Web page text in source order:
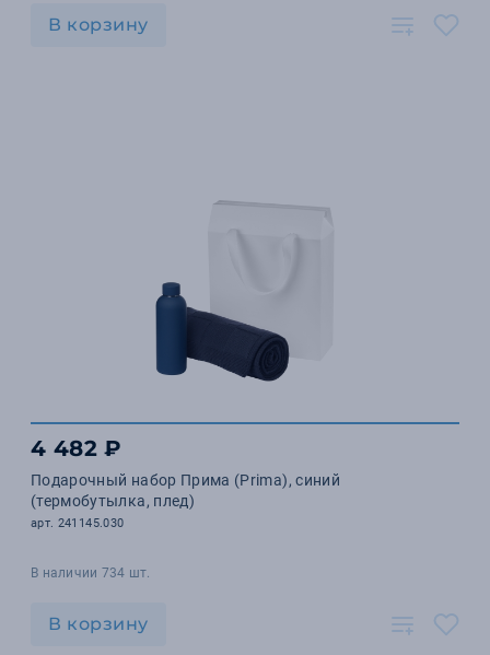
В корзину
4 482 ₽
Подарочный набор Прима (Prima), синий
(термобутылка, плед)
арт. 241145.030
В наличии 734 шт.
В корзину